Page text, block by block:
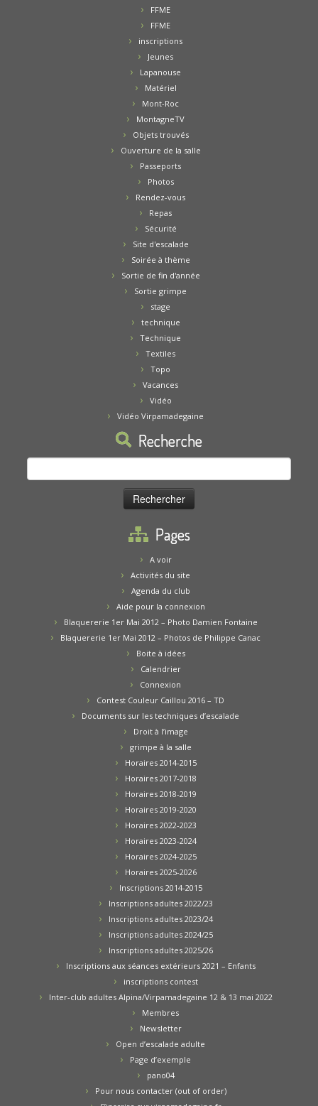
FFME
FFME
inscriptions
Jeunes
Lapanouse
Matériel
Mont-Roc
MontagneTV
Objets trouvés
Ouverture de la salle
Passeports
Photos
Rendez-vous
Repas
Sécurité
Site d'escalade
Soirée à thème
Sortie de fin d'année
Sortie grimpe
stage
technique
Technique
Textiles
Topo
Vacances
Vidéo
Vidéo Virpamadegaine
Recherche
Rechercher :
Pages
A voir
Activités du site
Agenda du club
Aide pour la connexion
Blaquererie 1er Mai 2012 – Photo Damien Fontaine
Blaquererie 1er Mai 2012 – Photos de Philippe Canac
Boite à idées
Calendrier
Connexion
Contest Couleur Caillou 2016 – TD
Documents sur les techniques d’escalade
Droit à l’image
grimpe à la salle
Horaires 2014-2015
Horaires 2017-2018
Horaires 2018-2019
Horaires 2019-2020
Horaires 2022-2023
Horaires 2023-2024
Horaires 2024-2025
Horaires 2025-2026
Inscriptions 2014-2015
Inscriptions adultes 2022/23
Inscriptions adultes 2023/24
Inscriptions adultes 2024/25
Inscriptions adultes 2025/26
Inscriptions aux séances extérieurs 2021 – Enfants
inscriptions contest
Inter-club adultes Alpina/Virpamadegaine 12 & 13 mai 2022
Membres
Newsletter
Open d’escalade adulte
Page d’exemple
pano04
Pour nous contacter (out of order)